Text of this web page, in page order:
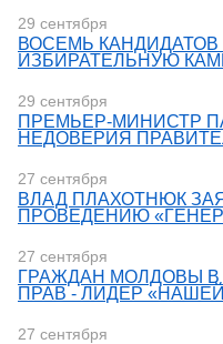
29 сентября
ВОСЕМЬ
ИЗБИРАТЕЛЬНУЮ
29 сентября
ПРЕМЬЕР-МИНИСТР
НЕДОВЕРИЯ
27 сентября
ВЛАД ПЛАХОТНЮК
ПРОВЕДЕНИЮ
27 сентября
​ГРАЖДАН МОЛДОВЫ
ПРАВ - ЛИДЕР
27 сентября